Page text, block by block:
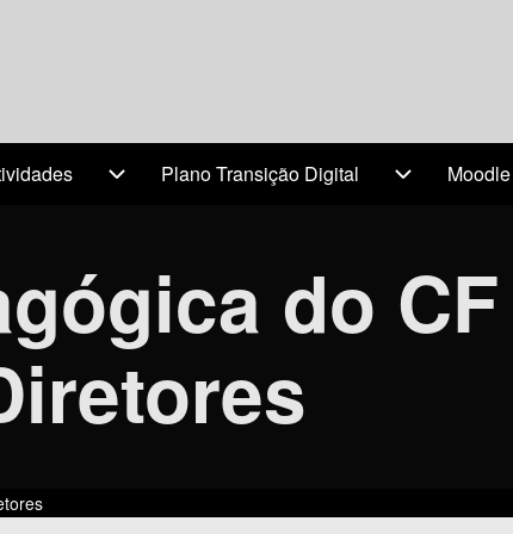
Projetos & Atividades sub-navigation
Plano Transição Digital Moodle
(opens
do